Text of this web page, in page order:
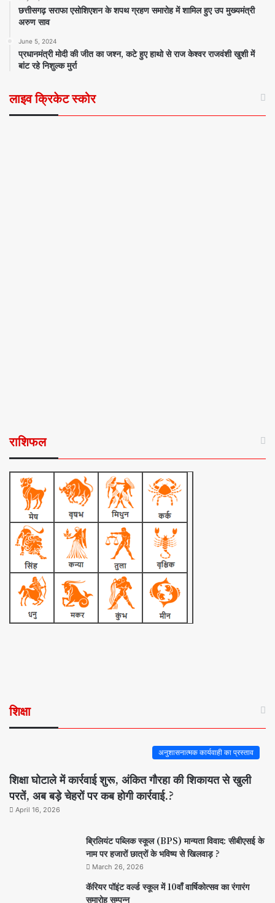
छत्तीसगढ़ सराफा एसोशिएशन के शपथ ग्रहण समारोह में शामिल हुए उप मुख्यमंत्री
अरुण साव
June 5, 2024
प्रधानमंत्री मोदी की जीत का जश्न, कटे हुए हाथो से राज केश्वर राजवंशी खुशी में
बांट रहे निशुल्क मुर्रा
लाइव क्रिकेट स्कोर
राशिफल
शिक्षा
अनुशासनात्मक कार्यवाही का प्रस्ताव
शिक्षा घोटाले में कार्रवाई शुरू, अंकित गौरहा की शिकायत से खुली
परतें, अब बड़े चेहरों पर कब होगी कार्रवाई.?
April 16, 2026
ब्रिलियंट पब्लिक स्कूल (BPS) मान्यता विवाद: सीबीएसई के
नाम पर हजारों छात्रों के भविष्य से खिलवाड़ ?
March 26, 2026
कॅरियर पॉइंट वर्ल्ड स्कूल में 10वाँ वार्षिकोत्सव का रंगारंग
समारोह सम्पन्न